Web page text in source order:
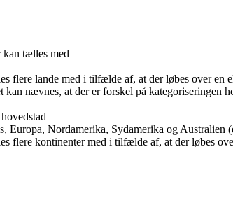
tælles med
flere lande med i tilfælde af, at der løbes over en
kan nævnes, at der er forskel på kategoriseringen
Nordamerika, Sydamerika og Australien
flere kontinenter med i tilfælde af, at der løbes